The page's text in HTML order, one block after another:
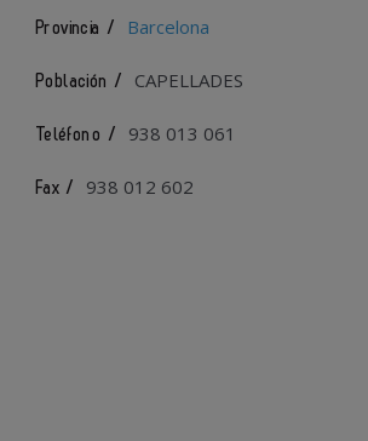
Provincia / Barcelona
Población / CAPELLADES
Teléfono / 938 013 061
Fax / 938 012 602